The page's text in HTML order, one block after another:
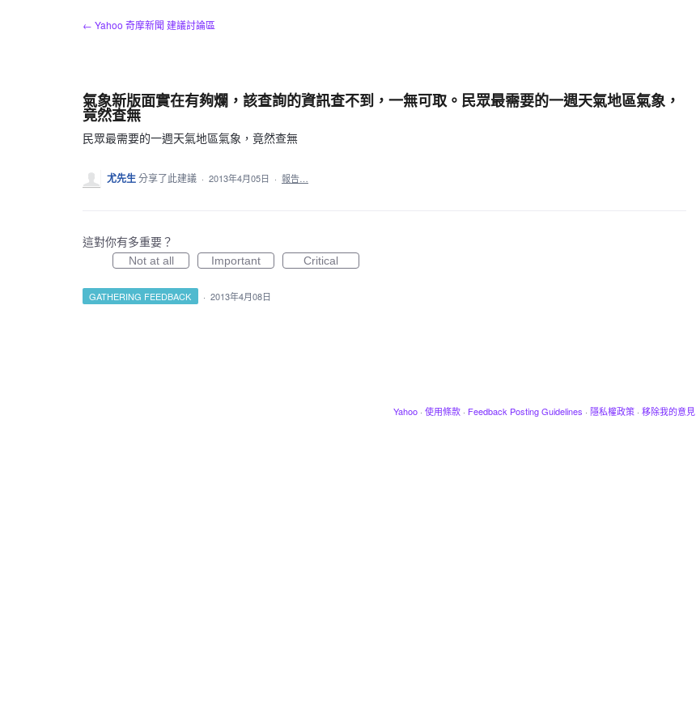
← Yahoo 奇摩新聞 建議討論區
氣象新版面實在有夠爛，該查詢的資訊查不到，一無可取。民眾最需要的一週天氣地區氣象，
竟然查無
民眾最需要的一週天氣地區氣象，竟然查無
尤先生分享了此建議 · 2013年4月05日 · 報告…
這對你有多重要？
Not at all Important Critical
GATHERING FEEDBACK · 2013年4月08日
Yahoo · 使用條款 · Feedback Posting Guidelines · 隱私權政策 · 移除我的意見